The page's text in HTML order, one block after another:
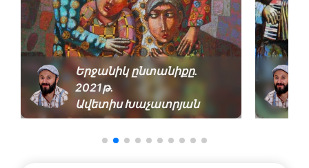
Երջանիկ ընտանիքը․
2021թ․
Ավետիս Խաչատրյան